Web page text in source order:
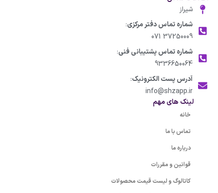
شیراز
شماره تماس دفتر مرکزی:
37250009 071
شماره تماس پشتیبانی فنی:
9336650064
آدرس پست الکترونیک:
info@shzapp.ir
لینک های مهم
خانه
تماس با ما
درباره ما
قوانین و مقررات
کاتالوگ و لیست قیمت محصولات